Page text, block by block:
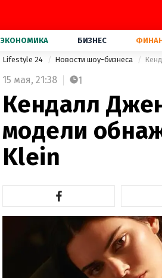
ЭКОНОМИКА БИЗНЕС
Lifestyle 24 Новости шоу-бизнеса
15 мая, 21:38 1
Кендалл
модели
Klein